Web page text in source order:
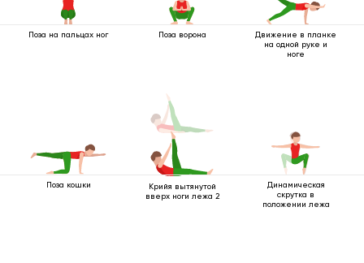
Поза на пальцах ног Поза ворона
Движение в планке
на одной руке и
ноге
Поза кошки
Крийя вытянутой
вверх ноги лежа 2
Динамическая
скрутка в
положении лежа